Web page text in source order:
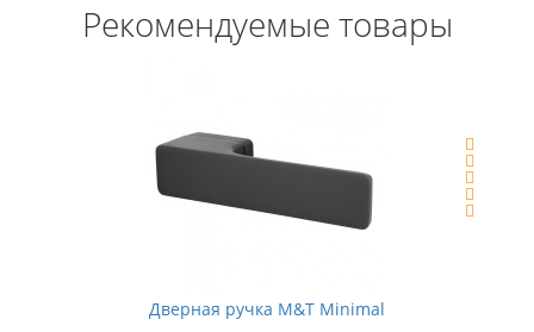
Рекомендуемые товары
Дверная ручка M&T Minimal